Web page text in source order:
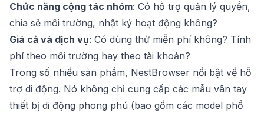
Chức năng cộng tác nhóm: Có hỗ trợ quản lý quyền,
chia sẻ môi trường, nhật ký hoạt động không?
Giá cả và dịch vụ: Có dùng thử miễn phí không? Tính
phí theo môi trường hay theo tài khoản?
Trong số nhiều sản phẩm, NestBrowser nổi bật về hỗ
trợ di động. Nó không chỉ cung cấp các mẫu vân tay
thiết bị di động phong phú (bao gồm các model phổ